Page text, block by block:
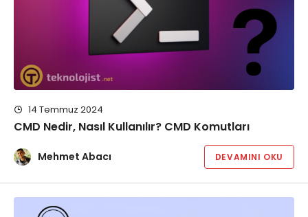
14 Temmuz 2024
CMD Nedir, Nasıl Kullanılır? CMD Komutları
Mehmet Abacı DEVAMINI OKU